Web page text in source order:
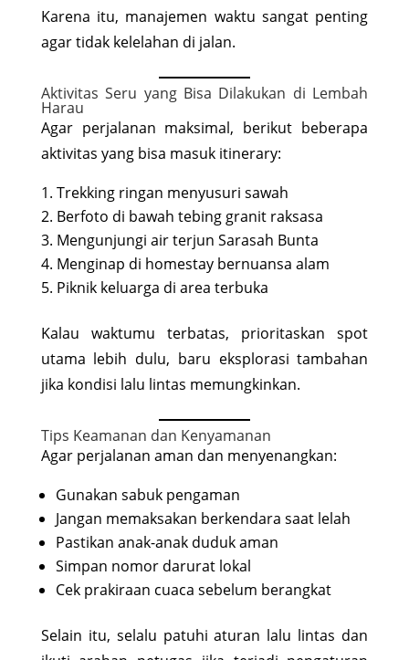
Karena itu, manajemen waktu sangat penting
agar tidak kelelahan di jalan.
Aktivitas Seru yang Bisa Dilakukan di Lembah
Harau
Agar perjalanan maksimal, berikut beberapa
aktivitas yang bisa masuk itinerary:
Trekking ringan menyusuri sawah
Berfoto di bawah tebing granit raksasa
Mengunjungi air terjun Sarasah Bunta
Menginap di homestay bernuansa alam
Piknik keluarga di area terbuka
Kalau waktumu terbatas, prioritaskan spot
utama lebih dulu, baru eksplorasi tambahan
jika kondisi lalu lintas memungkinkan.
Tips Keamanan dan Kenyamanan
Agar perjalanan aman dan menyenangkan:
Gunakan sabuk pengaman
Jangan memaksakan berkendara saat lelah
Pastikan anak-anak duduk aman
Simpan nomor darurat lokal
Cek prakiraan cuaca sebelum berangkat
Selain itu, selalu patuhi aturan lalu lintas dan